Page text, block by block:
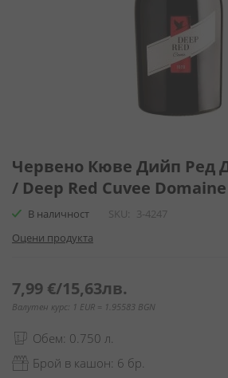
към
началото
на
галерия
снимки
Червено Кюве Дийп Ред
/ Deep Red Cuvee
В наличност SKU
3-4247
Оцени продукта
7,99 €/15,63лв.
Валутен курс: 1 EUR = 1.95583 BGN
Обем: 0.750 л.
Брой в кашон: 6 бр.